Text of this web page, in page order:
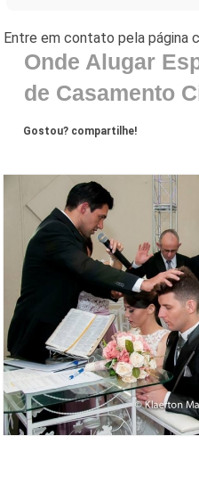
Onde Alugar
de Casamento
Gostou? compartilhe!